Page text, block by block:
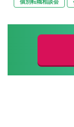
個別転職相談会